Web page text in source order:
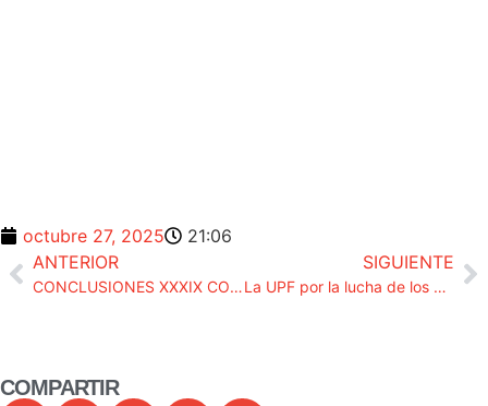
octubre 27, 2025
21:06
ANTERIOR
CONCLUSIONES XXXIX CONGRESO DE UPF EN ALCALÁ DE HENARES: “ESTADO DE DERECHO”
SIGUIENTE
La UPF por la lucha de los derechos económicos y mejoras reales en la carrera: incremento permanentede perceptores de productividad
COMPARTIR